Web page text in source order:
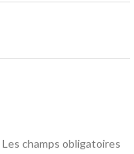
Les champs obligatoires